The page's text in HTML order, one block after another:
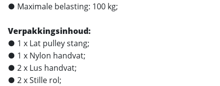
● Maximale belasting: 100 kg;
Verpakkingsinhoud:
● 1 x Lat pulley stang;
● 1 x Nylon handvat;
● 2 x Lus handvat;
● 2 x Stille rol;